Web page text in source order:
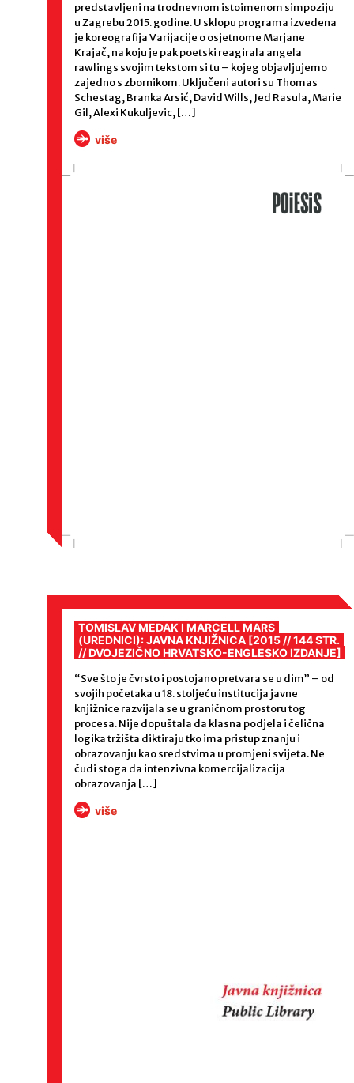
predstavljeni na trodnevnom istoimenom simpoziju
u Zagrebu 2015. godine. U sklopu programa izvedena
je koreografija Varijacije o osjetnome Marjane
Krajač, na koju je pak poetski reagirala angela
rawlings svojim tekstom si tu – kojeg objavljujemo
zajedno s zbornikom. Uključeni autori su Thomas
Schestag, Branka Arsić, David Wills, Jed Rasula, Marie
Gil, Alexi Kukuljevic, […]
više
TOMISLAV MEDAK I MARCELL MARS
(UREDNICI): JAVNA KNJIŽNICA [2015 // 144 STR.
// DVOJEZIČNO HRVATSKO-ENGLESKO IZDANJE]
“Sve što je čvrsto i postojano pretvara se u dim” – od
svojih početaka u 18. stoljeću institucija javne
knjižnice razvijala se u graničnom prostoru tog
procesa. Nije dopuštala da klasna podjela i čelična
logika tržišta diktiraju tko ima pristup znanju i
obrazovanju kao sredstvima u promjeni svijeta. Ne
čudi stoga da intenzivna komercijalizacija
obrazovanja […]
više